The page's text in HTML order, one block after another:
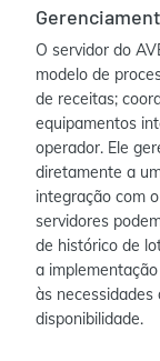
O servidor do
modelo de
de receitas;
equipamentos
operador. Ele
diretamente a
integração com
servidores
de histórico de
a
às
disponibilidade.